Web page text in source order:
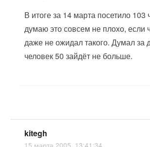
В итоге за 14 марта посетило 103
думаю это совсем не плохо, если
даже не ожидал такого. Думал за
человек 50 зайдёт не больше.
kitegh
15 марта 2005, 13:41:34